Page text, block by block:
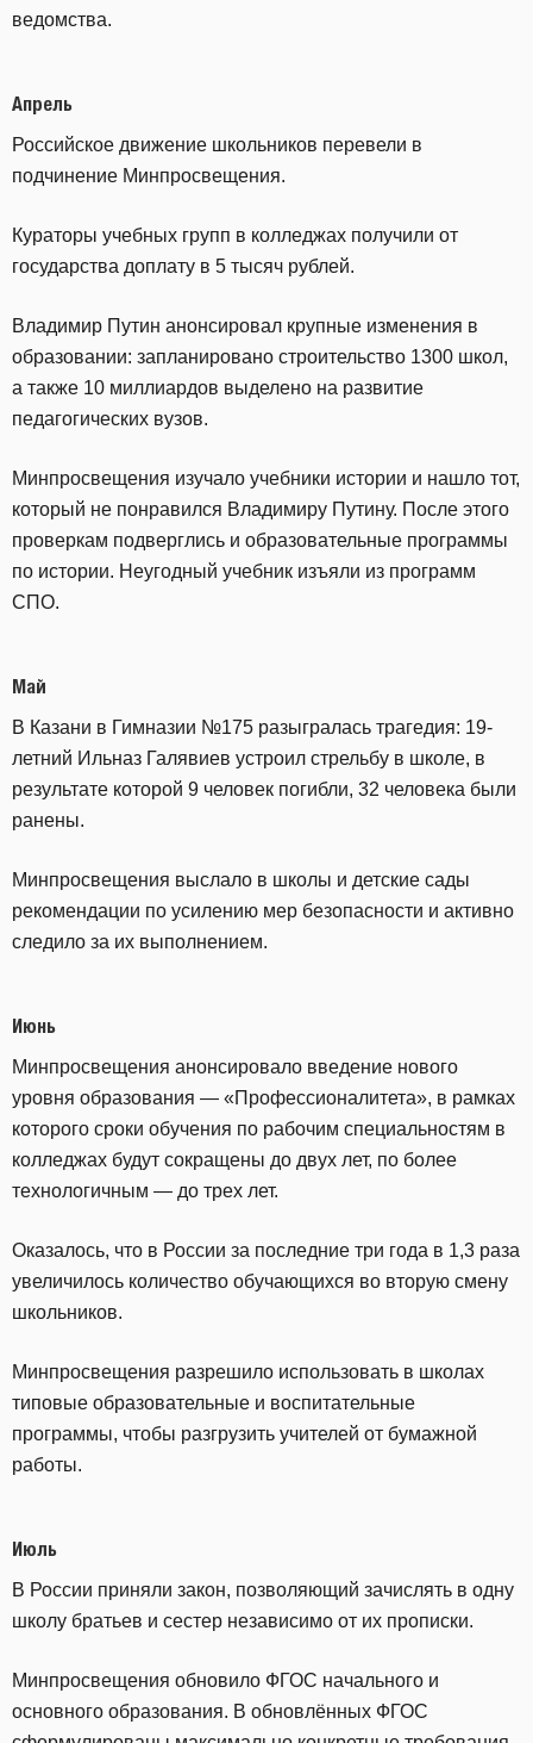
ведомства.
Апрель
Российское движение школьников перевели в
подчинение Минпросвещения.
Кураторы учебных групп в колледжах получили от
государства доплату в 5 тысяч рублей.
Владимир Путин анонсировал крупные изменения в
образовании: запланировано строительство 1300 школ,
а также 10 миллиардов выделено на развитие
педагогических вузов.
Минпросвещения изучало учебники истории и нашло тот,
который не понравился Владимиру Путину. После этого
проверкам подверглись и образовательные программы
по истории. Неугодный учебник изъяли из программ
СПО.
Май
В Казани в Гимназии №175 разыгралась трагедия: 19-
летний Ильназ Галявиев устроил стрельбу в школе, в
результате которой 9 человек погибли, 32 человека были
ранены.
Минпросвещения выслало в школы и детские сады
рекомендации по усилению мер безопасности и активно
следило за их выполнением.
Июнь
Минпросвещения анонсировало введение нового
уровня образования — «Профессионалитета», в рамках
которого сроки обучения по рабочим специальностям в
колледжах будут сокращены до двух лет, по более
технологичным — до трех лет.
Оказалось, что в России за последние три года в 1,3 раза
увеличилось количество обучающихся во вторую смену
школьников.
Минпросвещения разрешило использовать в школах
типовые образовательные и воспитательные
программы, чтобы разгрузить учителей от бумажной
работы.
Июль
В России приняли закон, позволяющий зачислять в одну
школу братьев и сестер независимо от их прописки.
Минпросвещения обновило ФГОС начального и
основного образования. В обновлённых ФГОС